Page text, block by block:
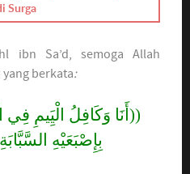
Surga
ibn Sa’d, semoga Allah
meridainya, dari Nabi ﷺ yang berkata:
((أَنَا وَكَافِلُ الْيَِيمِ
بِإِصْبَعَيْهِ